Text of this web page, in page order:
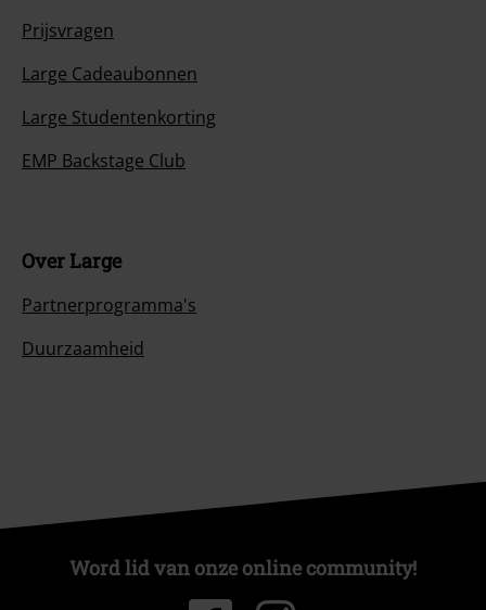
Prijsvragen
Large Cadeaubonnen
Large Studentenkorting
EMP Backstage Club
Over Large
Partnerprogramma's
Duurzaamheid
Word lid van onze online community!